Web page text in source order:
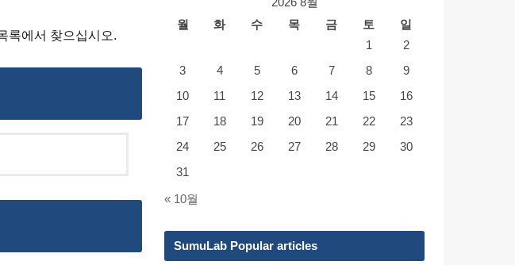
록에서 찾으십시오.
2026 8월
월
화 수 목 금 토
일
1
2
3
4 5 6 7 8
9
10
11 12 13 14 15
16
17
18 19 20 21 22
23
24
25 26 27 28 29
30
31
« 10월
SumuLab Popular articles